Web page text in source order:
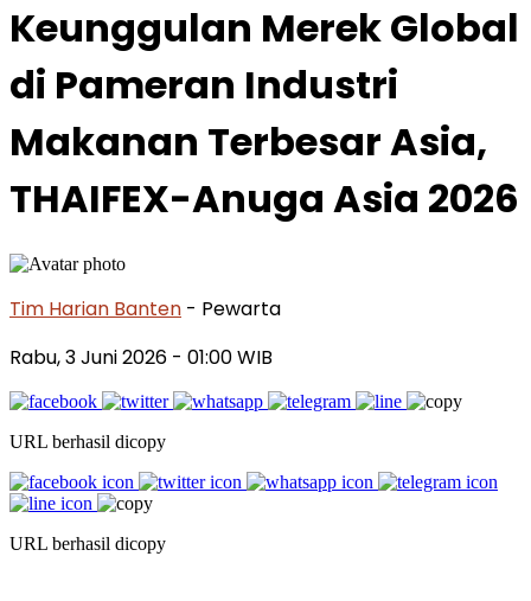
Keunggulan Merek Global
di Pameran Industri
Makanan Terbesar Asia,
THAIFEX-Anuga Asia 2026
Tim Harian Banten - Pewarta
Rabu, 3 Juni 2026 - 01:00 WIB
URL berhasil dicopy
URL berhasil dicopy